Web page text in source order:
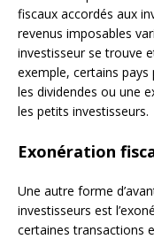
fiscaux accordés aux
revenus imposables
investisseur se trouve
exemple, certains
les dividendes ou une
les petits investisseurs.
Exonération
Une autre forme
investisseurs est
certaines transactions